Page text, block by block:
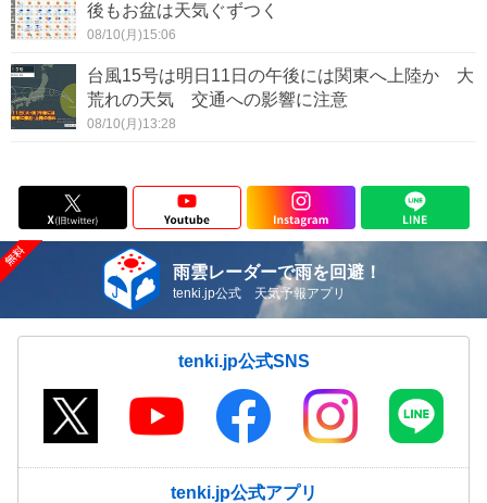
後もお盆は天気ぐずつく
08/10(月)15:06
台風15号は明日11日の午後には関東へ上陸か 大
荒れの天気 交通への影響に注意
08/10(月)13:28
雨雲レーダーで雨を回避！
tenki.jp公式 天気予報アプリ
tenki.jp公式SNS
tenki.jp公式アプリ